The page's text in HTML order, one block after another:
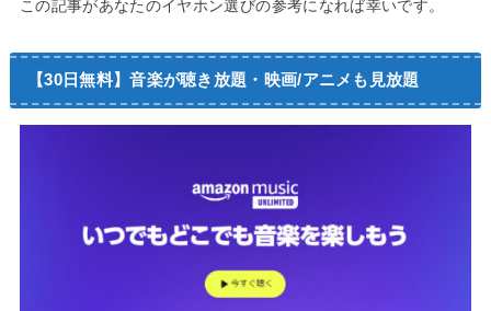
この記事があなたのイヤホン選びの参考になれば幸いです。
【30日無料】音楽が聴き放題・映画/アニメも見放題